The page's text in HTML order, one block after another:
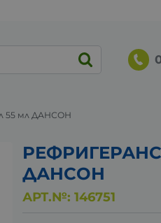
55 мл ДАНСОН
ДАНСОН
АРТ.№: 146751